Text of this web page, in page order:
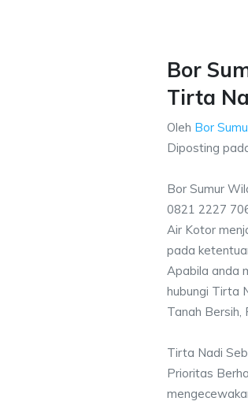
Bor
Tirta
Oleh Bor
Diposting
Bor Sumur
0821 2227
Air Kotor
pada
Apabila anda
hubungi Tirta
Tanah Bersih,
Tirta Nadi
Prioritas